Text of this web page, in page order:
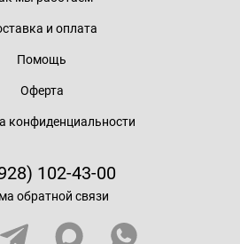
и оплата
Помощь
Оферта
конфиденциальности
102-43-00
обратной связи